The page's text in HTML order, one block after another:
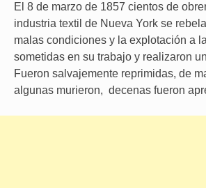
El 8 de marzo de 1857 cientos de
industria textil de Nueva York se
malas condiciones y la explotación a
sometidas en su trabajo y realizaron
Fueron salvajemente reprimidas, de
algunas murieron, decenas fueron